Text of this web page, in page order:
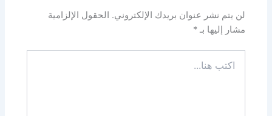
لن يتم نشر عنوان بريدك الإلكتروني.
الحقول الإلزامية
مشار إليها بـ*
هنا...